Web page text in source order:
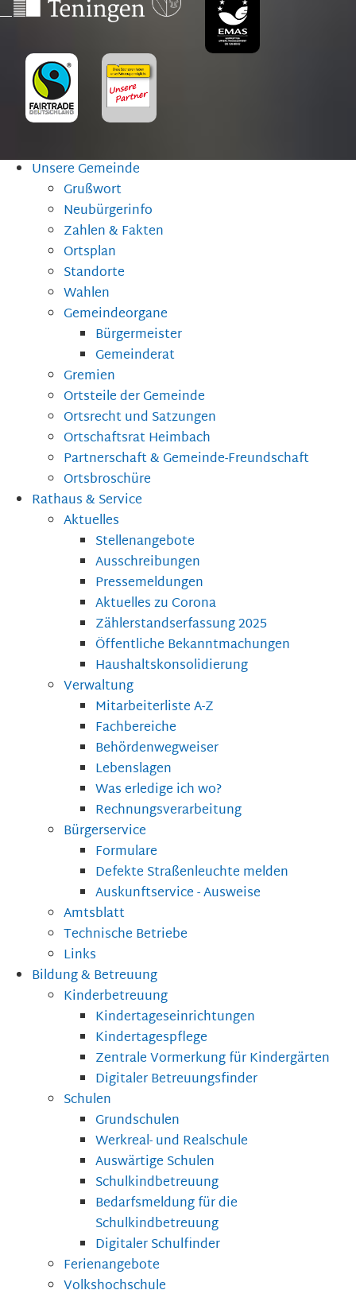
Unsere Gemeinde
Grußwort
Neubürgerinfo
Zahlen & Fakten
Ortsplan
Standorte
Wahlen
Gemeindeorgane
Bürgermeister
Gemeinderat
Gremien
Ortsteile der Gemeinde
Ortsrecht und Satzungen
Ortschaftsrat Heimbach
Partnerschaft & Gemeinde-Freundschaft
Ortsbroschüre
Rathaus & Service
Aktuelles
Stellenangebote
Ausschreibungen
Pressemeldungen
Aktuelles zu Corona
Zählerstandserfassung 2025
Öffentliche Bekanntmachungen
Haushaltskonsolidierung
Verwaltung
Mitarbeiterliste A-Z
Fachbereiche
Behördenwegweiser
Lebenslagen
Was erledige ich wo?
Rechnungsverarbeitung
Bürgerservice
Formulare
Defekte Straßenleuchte melden
Auskunftservice - Ausweise
Amtsblatt
Technische Betriebe
Links
Bildung & Betreuung
Kinderbetreuung
Kindertageseinrichtungen
Kindertagespflege
Zentrale Vormerkung für Kindergärten
Digitaler Betreuungsfinder
Schulen
Grundschulen
Werkreal- und Realschule
Auswärtige Schulen
Schulkindbetreuung
Bedarfsmeldung für die
Schulkindbetreuung
Digitaler Schulfinder
Ferienangebote